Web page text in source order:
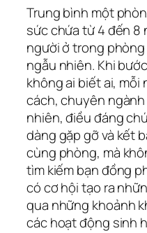
Trung bình một
sức chứa từ 4 đến 8
người ở trong
ngẫu nhiên. Khi
không ai biết ai,
cách, chuyên
nhiên, điều đáng
dàng gặp gỡ và kết
cùng phòng, mà
tìm kiếm bạn đồng
có cơ hội tạo ra
qua những khoảnh
các hoạt động sinh